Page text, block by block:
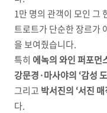
1만 명의 관객이 모인 그
트로트가 단순한 장르가
을 보여줬습니다.
특히 에녹의 와인 퍼포먼
강문경·마사야의 ‘감성
그리고 박서진의 ‘서진 매
다.